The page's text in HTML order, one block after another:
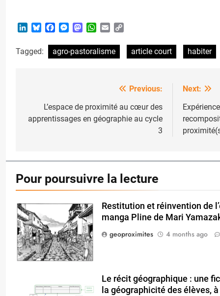
LinkedInBlueskyFacebook
Messenger
Mastodon
WhatsApp
Email
Tagged: agro-pastoralisme article court habiter
navigation
Previous:
L’espace de proximité au cœur des
apprentissages en géographie au cycle
3
Next:
Pour poursuivre la lecture
Restitution et réinvention de
manga Pline de Mari
geoproximites
4 months ago
Le récit géographique : une
la géographicité des élèves,